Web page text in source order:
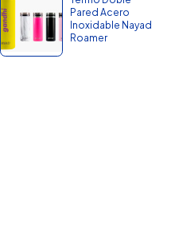
Pared Acero
Inoxidable Nayad
Roamer